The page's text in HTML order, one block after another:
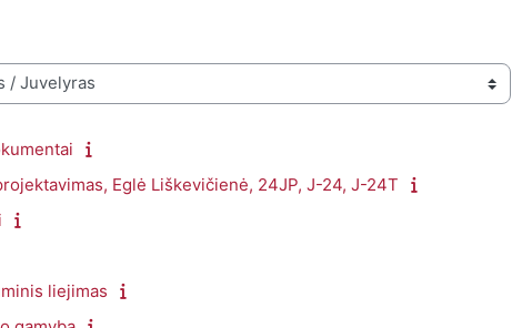
Eglė Liškevičienė, 24JP, J-24, J-24T
liejimas